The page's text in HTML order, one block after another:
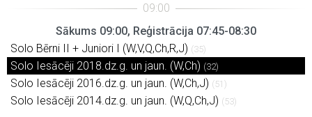
Sākums 09:00, Reģistrācija 07:45-08:30
Solo Bērni II + Juniori I (W,V,Q,Ch,R,J) (35)
Solo Iesācēji 2018.dz.g. un jaun. (W,Ch) (32)
Solo Iesācēji 2016.dz.g. un jaun. (W,Ch,J) (51)
Solo Iesācēji 2014.dz.g. un jaun. (W,Q,Ch,J) (53)